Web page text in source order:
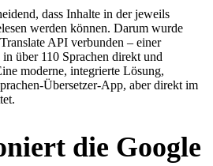
dass Inhalte in der jeweils
werden können. Darum wurde
API verbunden – einer
über 110 Sprachen direkt und
moderne, integrierte Lösung,
Übersetzer-App, aber direkt im
die Google